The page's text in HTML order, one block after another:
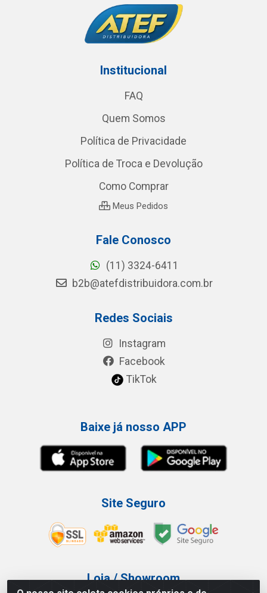
Institucional
FAQ
Quem Somos
Política de Privacidade
Política de Troca e Devolução
Como Comprar
Meus Pedidos
Fale Conosco
(11) 3324-6411
b2b@atefdistribuidora.com.br
Redes Sociais
Instagram
Facebook
TikTok
Baixe já nosso APP
Site Seguro
Loja / Showroom